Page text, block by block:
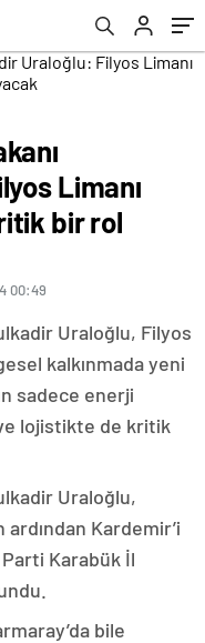
Limanı
bir rol
00:49
Uraloğlu, Filyos
kalkınmada yeni
sadece enerji
lojistikte de kritik
Uraloğlu,
Kardemir’i
Karabük İl
bile